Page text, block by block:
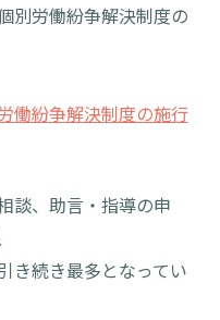
別労働紛争解決制度の
働紛争解決制度の施行
談、助言・指導の申
き続き最多となってい